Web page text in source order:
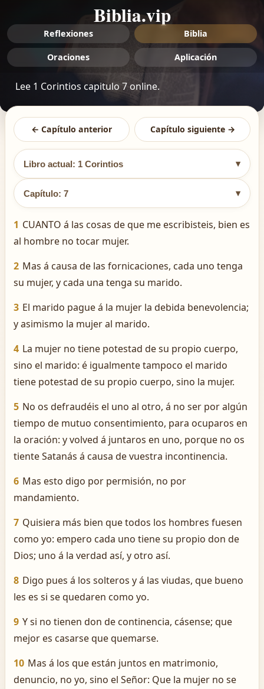
Biblia.vip
Reflexiones Biblia
Oraciones Aplicación
Lee 1 Corintios capitulo 7 online.
← Capítulo anterior Capítulo siguiente →
Libro actual: 1 Corintios ▾
Capítulo: 7 ▾
1 CUANTO á las cosas de que me escribisteis, bien es
al hombre no tocar mujer.
2 Mas á causa de las fornicaciones, cada uno tenga
su mujer, y cada una tenga su marido.
3 El marido pague á la mujer la debida benevolencia;
y asimismo la mujer al marido.
4 La mujer no tiene potestad de su propio cuerpo,
sino el marido: é igualmente tampoco el marido
tiene potestad de su propio cuerpo, sino la mujer.
5 No os defraudéis el uno al otro, á no ser por algún
tiempo de mutuo consentimiento, para ocuparos en
la oración: y volved á juntaros en uno, porque no os
tiente Satanás á causa de vuestra incontinencia.
6 Mas esto digo por permisión, no por
mandamiento.
7 Quisiera más bien que todos los hombres fuesen
como yo: empero cada uno tiene su propio don de
Dios; uno á la verdad así, y otro así.
8 Digo pues á los solteros y á las viudas, que bueno
les es si se quedaren como yo.
9 Y si no tienen don de continencia, cásense; que
mejor es casarse que quemarse.
10 Mas á los que están juntos en matrimonio,
denuncio, no yo, sino el Señor: Que la mujer no se